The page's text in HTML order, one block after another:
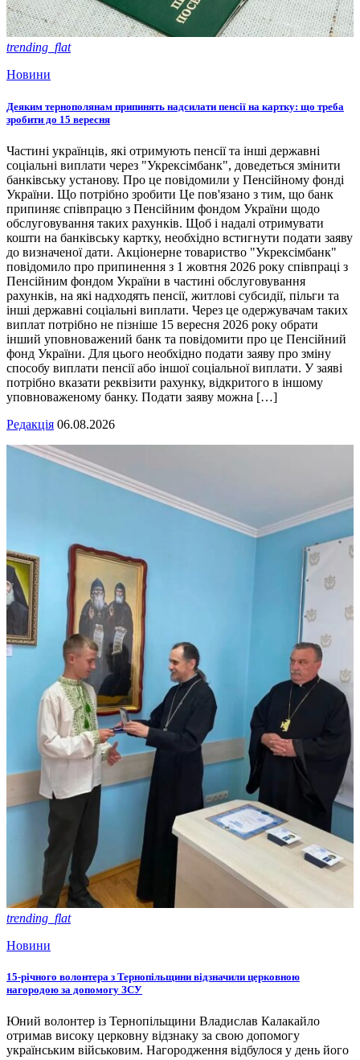
trending_flat
Новини
Деяким тернополянам припинять надсилати пенсії на картку: що треба
зробити до 15 вересня
Частині українців, які отримують пенсії та інші державні
соціальні виплати через "Укрексімбанк", доведеться змінити
банківську установу. Про це повідомили у Пенсійному фонді
України. Що потрібно зробити Це пов'язано з тим, що банк
припиняє співпрацю з Пенсійним фондом України щодо
обслуговування таких рахунків. Щоб і надалі отримувати
кошти на банківську картку, необхідно встигнути подати заяву
до визначеної дати. Акціонерне товариство "Укрексімбанк"
повідомило про припинення з 1 жовтня 2026 року співпраці з
Пенсійним фондом України в частині обслуговування
рахунків, на які надходять пенсії, житлові субсидії, пільги та
інші державні соціальні виплати. Через це одержувачам таких
виплат потрібно не пізніше 15 вересня 2026 року обрати
інший уповноважений банк та повідомити про це Пенсійний
фонд України. Для цього необхідно подати заяву про зміну
способу виплати пенсії або іншої соціальної виплати. У заяві
потрібно вказати реквізити рахунку, відкритого в іншому
уповноваженому банку. Подати заяву можна […]
Редакція 06.08.2026
trending_flat
Новини
15-річного волонтера з Тернопільщини відзначили церковною
нагородою за допомогу ЗСУ
Юний волонтер із Тернопільщини Владислав Калакайло
отримав високу церковну відзнаку за свою допомогу
українським військовим. Нагородження відбулося у день його